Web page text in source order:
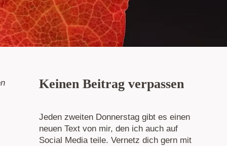
Keinen Beitrag verpassen
Jeden zweiten Donnerstag gibt es einen
neuen Text von mir, den ich auch auf
Social Media teile. Vernetz dich gern mit